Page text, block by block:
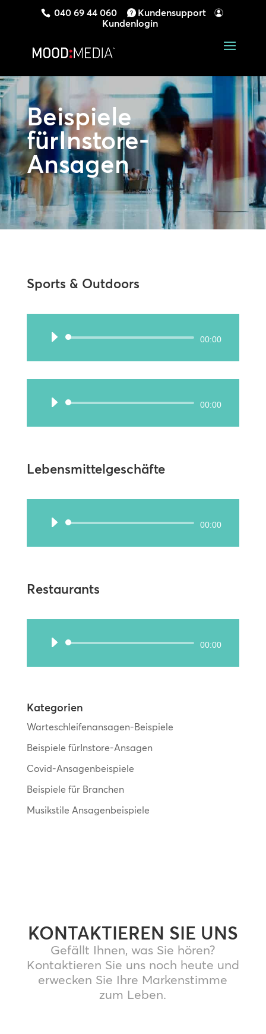
040 69 44 060
Kundensupport
Kundenlogin
Beispiele
fürInstore-
Ansagen
Sports & Outdoors
Audio-
00:00
Audio-
00:00
Lebensmittelgeschäfte
Audio-
00:00
Restaurants
Audio-
00:00
Kategorien
Warteschleifenansagen-Beispiele
Beispiele fürInstore-Ansagen
Covid-Ansagenbeispiele
Beispiele für Branchen
Musikstile Ansagenbeispiele
KONTAKTIEREN SIE UNS
Gefällt Ihnen, was Sie hören?
Kontaktieren Sie uns noch heute und
erwecken Sie Ihre Markenstimme
zum Leben.